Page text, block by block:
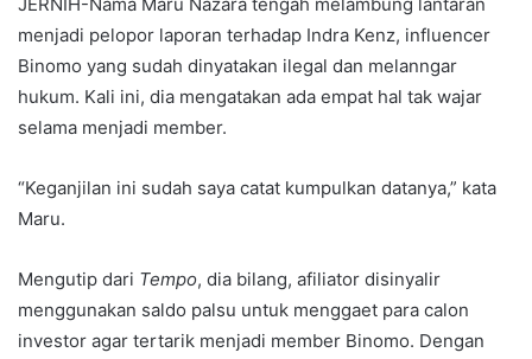
menjadi pelopor laporan terhadap Indra Kenz, influencer
Binomo yang sudah dinyatakan ilegal dan melanngar
hukum. Kali ini, dia mengatakan ada empat hal tak wajar
selama menjadi member.
“Keganjilan ini sudah saya catat kumpulkan datanya,” kata
Maru.
Mengutip dari Tempo, dia bilang, afiliator disinyalir
menggunakan saldo palsu untuk menggaet para calon
investor agar tertarik menjadi member Binomo. Dengan